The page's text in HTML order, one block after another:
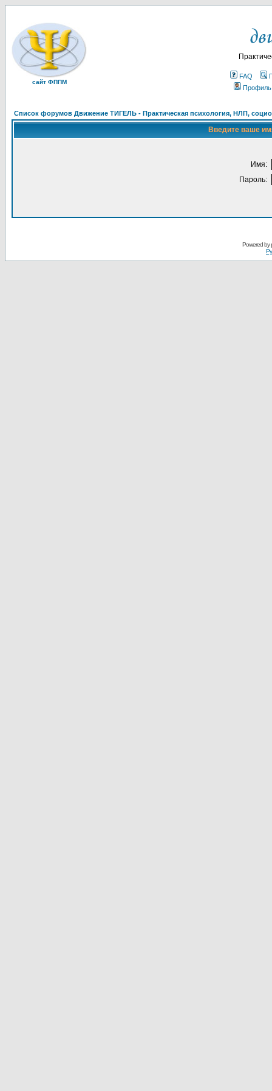
сайт ФППМ
FAQ
Профиль
Список форумов Движение ТИГЕЛЬ - Практическая психология, НЛП,
Введите ваше
Имя:
Пароль:
Powered by